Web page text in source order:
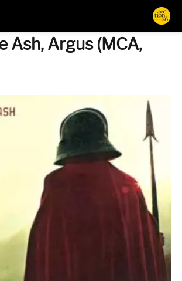
Ash, Argus (MCA,